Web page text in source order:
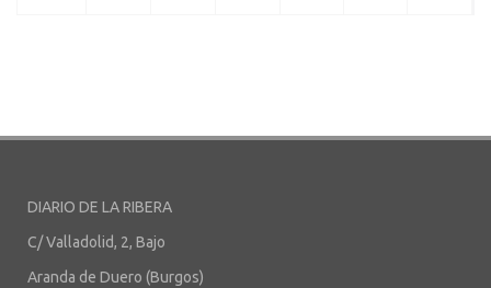
DIARIO DE LA RIBERA
C/ Valladolid, 2, Bajo
Aranda de Duero (Burgos)